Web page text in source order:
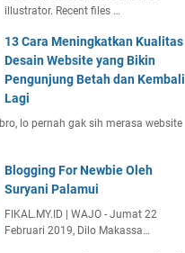
illustrator. Recent files …
13 Cara Meningkatkan Kualitas
Desain Website yang Bikin
Pengunjung Betah dan Kembali
Lagi
lo pernah gak sih merasa website
Blogging For Newbie Oleh
Suryani Palamui
FIKAL.MY.ID | WAJO - Jumat 22
Februari 2019, Dilo Makassa…